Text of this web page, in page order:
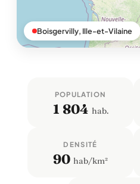
Boisgervilly, Ille-et-Vilaine
POPULATION
1 804 hab.
DENSITÉ
90 hab/km²